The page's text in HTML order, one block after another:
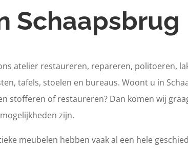
Schaapsbrug
atelier restaureren, repareren, politoeren,
tafels, stoelen en bureaus. Woont u in
stofferen of restaureren? Dan komen wij
zijn.
meubelen hebben vaak al een hele